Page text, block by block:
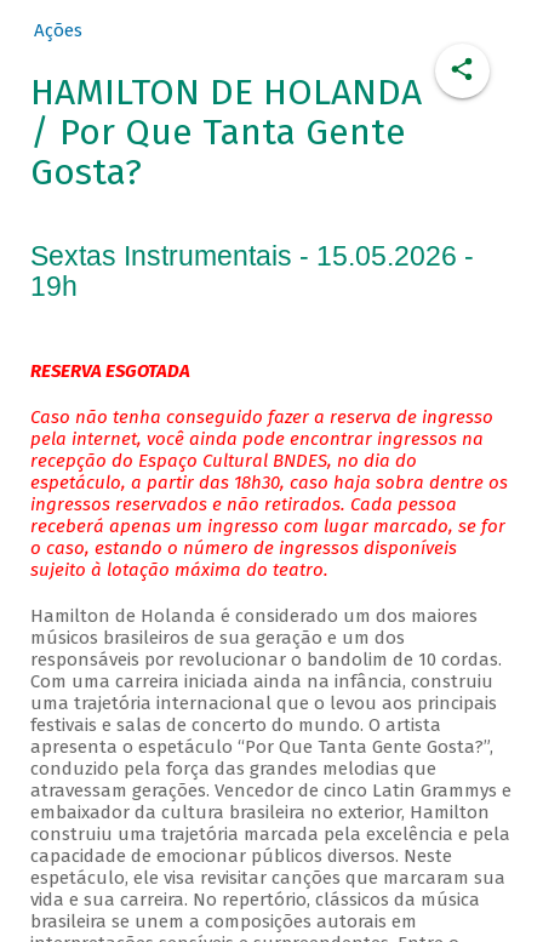
Ações
HAMILTON DE HOLANDA
/ Por Que Tanta Gente
Gosta?
Sextas Instrumentais - 15.05.2026 -
19h
RESERVA ESGOTADA
Caso não tenha conseguido fazer a reserva de ingresso
pela internet, você ainda pode encontrar ingressos na
recepção do Espaço Cultural BNDES, no dia do
espetáculo, a partir das 18h30, caso haja sobra dentre os
ingressos reservados e não retirados. Cada pessoa
receberá apenas um ingresso com lugar marcado, se for
o caso, estando o número de ingressos disponíveis
sujeito à lotação máxima do teatro.
Hamilton de Holanda é considerado um dos maiores
músicos brasileiros de sua geração e um dos
responsáveis por revolucionar o bandolim de 10 cordas.
Com uma carreira iniciada ainda na infância, construiu
uma trajetória internacional que o levou aos principais
festivais e salas de concerto do mundo. O artista
apresenta o espetáculo “Por Que Tanta Gente Gosta?”,
conduzido pela força das grandes melodias que
atravessam gerações. Vencedor de cinco Latin Grammys e
embaixador da cultura brasileira no exterior, Hamilton
construiu uma trajetória marcada pela excelência e pela
capacidade de emocionar públicos diversos. Neste
espetáculo, ele visa revisitar canções que marcaram sua
vida e sua carreira. No repertório, clássicos da música
brasileira se unem a composições autorais em